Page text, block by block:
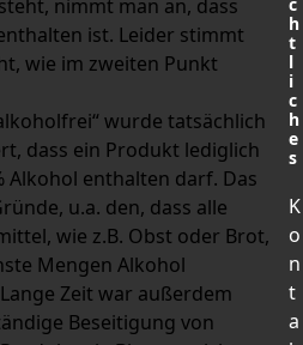
nimmt man an, dass
ist. Leider stimmt
wie im zweiten Punkt
wurde tatsächlich
dass ein Produkt lediglich
Alkohol enthalten darf. Das
u.a. den, dass alle
wie z.B. Obst oder Brot,
Mengen Alkohol
Zeit war außerdem
Beseitigung von
h
t
l
i
c
h
e
s
K
o
n
t
a